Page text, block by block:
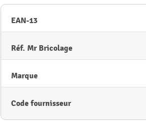
EAN-13
Réf. Mr Bricolage
Marque
Code fournisseur